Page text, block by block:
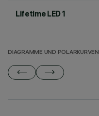
Lifetime LED 1
DIAGRAMME UND POLARKURVEN